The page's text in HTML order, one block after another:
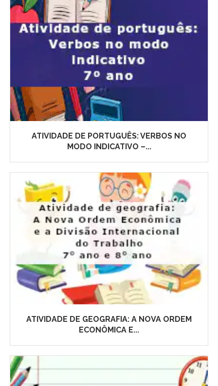
ATIVIDADE DE PORTUGUÊS: VERBOS NO
MODO INDICATIVO –...
ATIVIDADE DE GEOGRAFIA: A NOVA ORDEM
ECONÔMICA E...